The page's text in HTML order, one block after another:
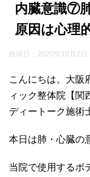
内臓意識⑦
原因は心理
投稿日：2020年10月2日
こんにちは。大阪
ィック整体院【関
ディートーク施術
本日は肺・心臓の
当院で使用するボ